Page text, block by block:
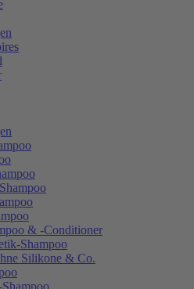
& -Conditioner
Shampoo
Silikone & Co.